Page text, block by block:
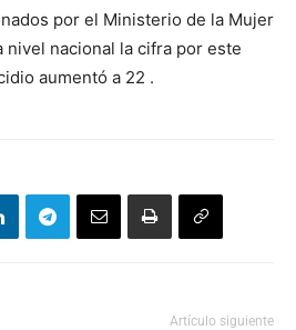
por el Ministerio de la Mujer
nivel nacional la cifra por este
aumentó a 22 .
Artículo siguiente